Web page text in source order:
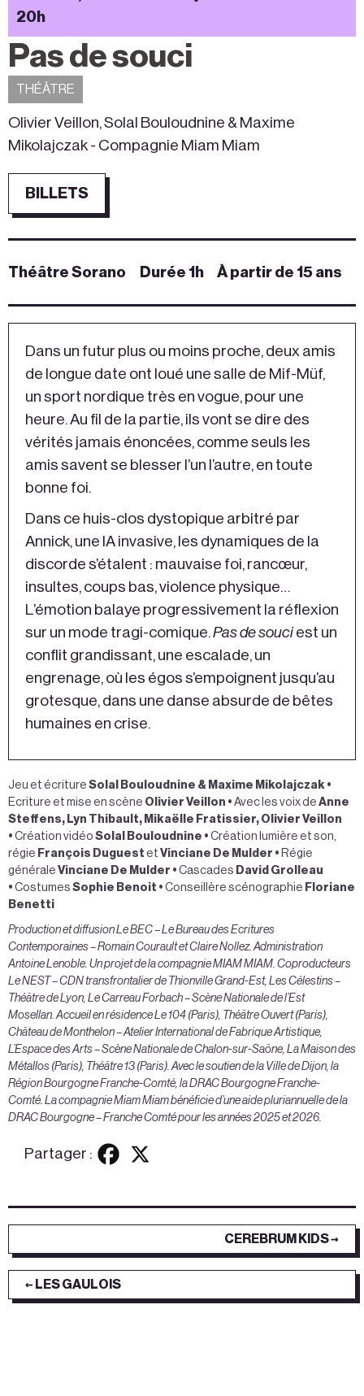
20h
Pas de souci
THÉÂTRE
Olivier Veillon, Solal Bouloudnine & Maxime
Mikolajczak - Compagnie Miam Miam
BILLETS
Théâtre Sorano Durée 1h À partir de 15 ans
Dans un futur plus ou moins proche, deux amis
de longue date ont loué une salle de Mif-Müf,
un sport nordique très en vogue, pour une
heure. Au fil de la partie, ils vont se dire des
vérités jamais énoncées, comme seuls les
amis savent se blesser l’un l’autre, en toute
bonne foi.
Dans ce huis-clos dystopique arbitré par
Annick, une IA invasive, les dynamiques de la
discorde s’étalent : mauvaise foi, rancœur,
insultes, coups bas, violence physique…
L’émotion balaye progressivement la réflexion
sur un mode tragi-comique.Pas de souciest un
conflit grandissant, une escalade, un
engrenage, où les égos s’empoignent jusqu’au
grotesque, dans une danse absurde de bêtes
humaines en crise.
Jeu et écriture Solal Bouloudnine & Maxime Mikolajczak •
Ecriture et mise en scène Olivier Veillon • Avec les voix de Anne
Steffens, Lyn Thibault, Mikaëlle Fratissier, Olivier Veillon
• Création vidéo Solal Bouloudnine • Création lumière et son,
régie François Duguest et Vinciane De Mulder • Régie
générale Vinciane De Mulder • Cascades David Grolleau
• Costumes Sophie Benoit • Conseillère scénographie Floriane
Benetti
Production et diffusion Le BEC – Le Bureau des Ecritures
Contemporaines – Romain Courault et Claire Nollez.Administration
Antoine Lenoble. Un projet de la compagnie MIAM MIAM. Coproducteurs
Le NEST – CDN transfrontalier de Thionville Grand-Est, Les Célestins –
Théâtre de Lyon, Le Carreau Forbach – Scène Nationale de l’Est
Mosellan.Accueil en résidence Le 104 (Paris), Théâtre Ouvert (Paris),
Château de Monthelon – Atelier International de Fabrique Artistique,
L’Espace des Arts – Scène Nationale de Chalon-sur-Saône, La Maison des
Métallos (Paris), Théâtre 13 (Paris).Avec le soutien de la Ville de Dijon, la
Région Bourgogne Franche-Comté, la DRAC Bourgogne Franche-
Comté. La compagnie Miam Miam bénéficie d’une aide pluriannuelle de la
DRAC Bourgogne – Franche Comté pour les années 2025 et 2026.
Partager :
← LES GAULOIS
CEREBRUM KIDS →